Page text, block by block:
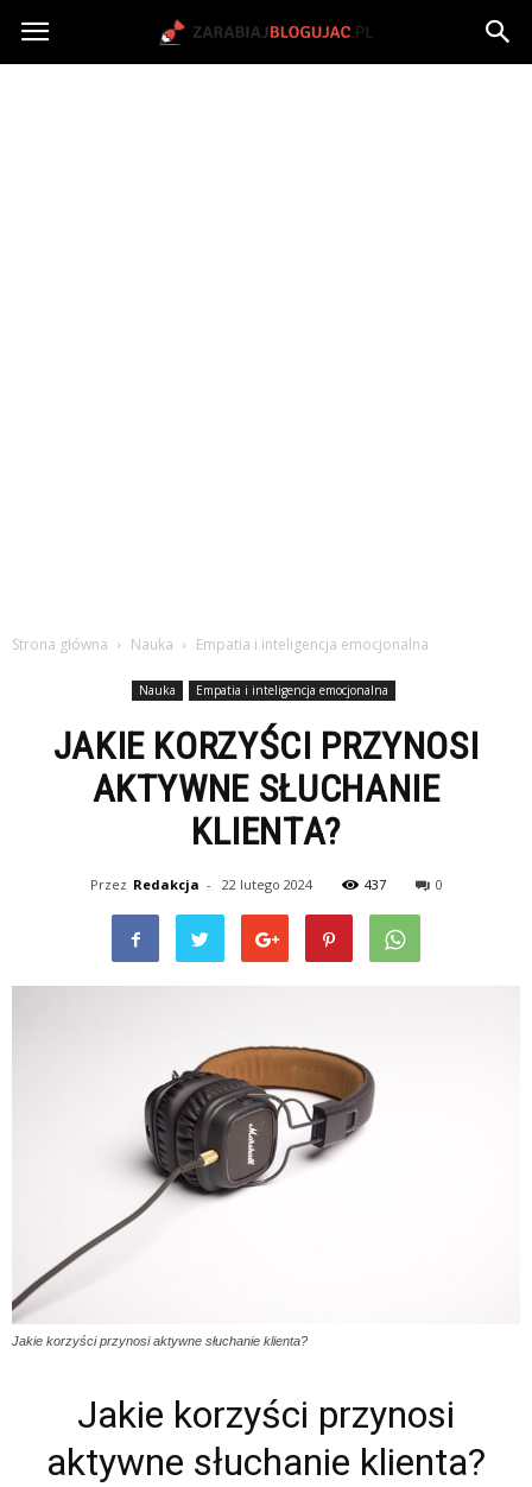
Jak
Strona główna Nauka Empatia i inteligencja emocjonalna
Nauka Empatia i inteligencja emocjonalna
JAKIE KORZYŚCI PRZYNOSI
AKTYWNE SŁUCHANIE
KLIENTA?
Przez Redakcja - 22 lutego 2024 437 0
Jakie korzyści przynosi aktywne słuchanie klienta?
Jakie korzyści przynosi
aktywne słuchanie klienta?